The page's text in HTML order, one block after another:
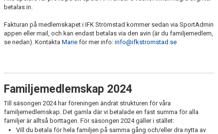
SPONSORER & PARTNERS
betalas in.
Fakturan på medlemskapet i IFK Strömstad kommer sedan via SportAdmin
appen eller mail, och kan endast betalas via den avin (är du familjemedlem,
se nedan). Kontakta Marie för mer info: info@ifkstromstad.se
Familjemedlemskap 2024
Till säsongen 2024 har föreningen ändrat strukturen för våra
familjemedlemskap. Det gamla där vi betalade en fast summa för alla
familjer är alltså borttagen. För säsongen 2024 gäller i stället:
Vill du betala för hela familjen på samma gång och/eller dra nytta av